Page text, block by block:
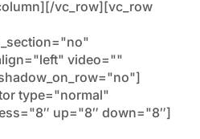
vc_row][vc_row
video=""
type="normal"
up="8″ down="8″]